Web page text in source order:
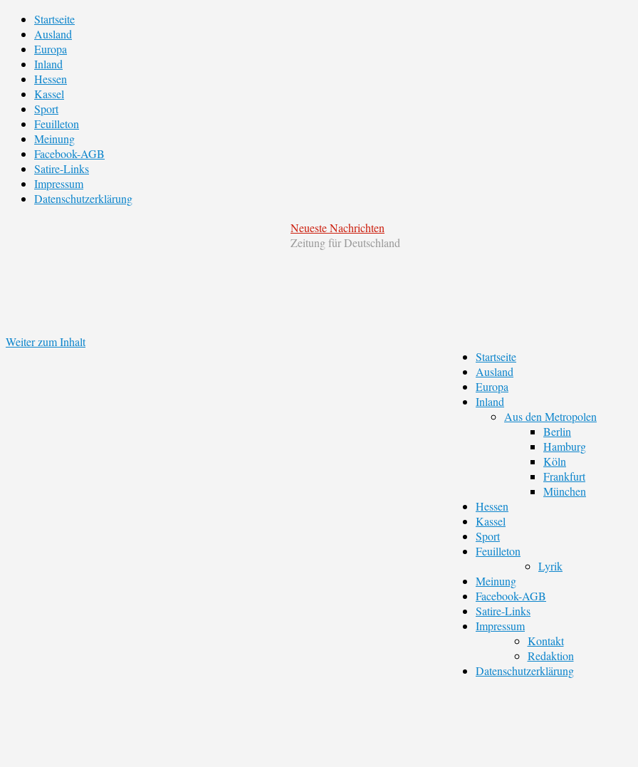
Startseite
Ausland
Europa
Inland
Hessen
Kassel
Sport
Feuilleton
Meinung
Facebook-AGB
Satire-Links
Impressum
Datenschutzerklärung
Neueste Nachrichten
Zeitung für Deutschland
Weiter zum Inhalt
Startseite
Ausland
Europa
Inland
Aus den Metropolen
Berlin
Hamburg
Köln
Frankfurt
München
Hessen
Kassel
Sport
Feuilleton
Lyrik
Meinung
Facebook-AGB
Satire-Links
Impressum
Kontakt
Redaktion
Datenschutzerklärung